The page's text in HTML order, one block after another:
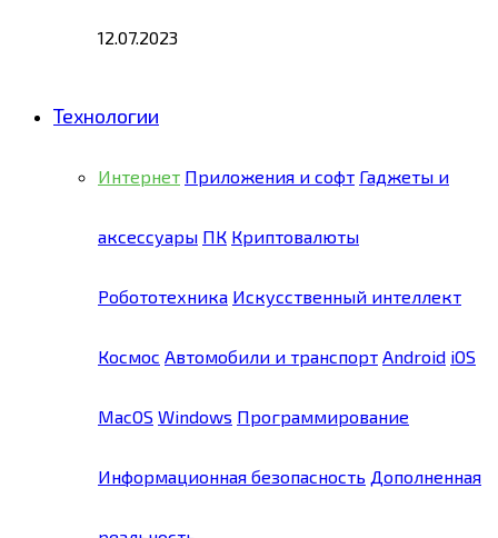
12.07.2023
Технологии
Интернет Приложения и софт Гаджеты и
аксессуары ПК Криптовалюты
Робототехника Искусственный интеллект
Космос Автомобили и транспорт Android iOS
MacOS Windows Программирование
Информационная безопасность Дополненная